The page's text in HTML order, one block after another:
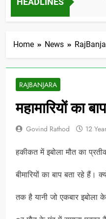
4 Years Ago
Home News
RAJBANJARA
महामारियों का
Govind Rathod 12
हकीकत में इबोला मौत का
बीमारियों का बाप बता रहे हैं।
तक है यानी जो एकबार